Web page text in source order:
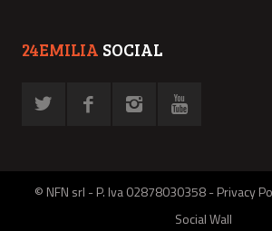
24EMILIA SOCIAL
© NFN srl - P. Iva 02878030358 -Privacy
Social Wall